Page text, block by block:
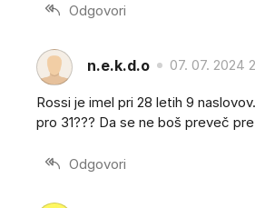
Odgovori
n.e.k.d.o 07. 07. 2024
Rossi je imel pri 28 letih 9
pro 31??? Da se ne boš preveč
Odgovori